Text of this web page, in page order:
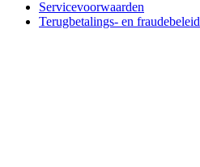
Servicevoorwaarden
Terugbetalings- en fraudebeleid